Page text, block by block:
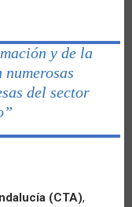
y de la
del sector
(CTA),